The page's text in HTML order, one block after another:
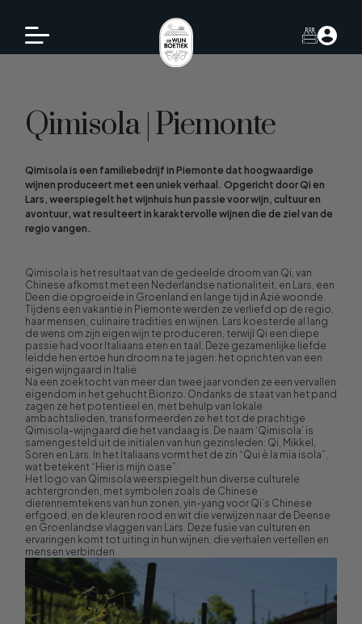
Qimisola | Piemonte
Qimisola is een familiebedrijf in Piemonte dat hoogwaardige
wijnen produceert met een uniek verhaal. Opgericht door Qi en
Lars, weerspiegelt het wijnhuis hun passie voor wijn, cultuur en
avontuur, wat resulteert in karaktervolle wijnen die de ziel van de
regio vangen.
Qimisola is het resultaat van de gedeelde droom van Qi, van
Chinese afkomst met een Nederlandse nationaliteit, en Lars, een
Deen die opgroeide in Groenland en lange tijd in Azië woonde.
Tijdens een vakantie in Piemonte werden ze verliefd op de regio,
haar mensen, culinaire tradities en wijnen. Lars koesterde al lang
de wens om zijn eigen wijn te produceren, terwijl Qi een diepe
passie had voor Italiaans eten en taal. Deze gezamenlijke liefde
leidde hen ertoe hun droom na te jagen: het oprichten van een
eigen wijngaard in Italië.​
Na een zoektocht van meer dan twee jaar vonden ze een vervallen
eigendom in het gehucht Bionzo. Ondanks de staat van het pand
zagen ze het potentieel en, met behulp van lokale
ambachtslieden, transformeerden ze het tot de prachtige
Qimisola-wijngaard die het vandaag is. De naam ‘Qimisola’ is
samengesteld uit de initialen van hun gezinsleden: Qi, Mikkel,
Soren en Lars. In het Italiaans vormt het de zin “Qui è la mia isola”,
wat betekent “Hier is mijn oase”.​
Het logo van Qimisola weerspiegelt hun diverse culturele
achtergronden, met symbolen zoals de Chinese
dierenriemtekens van hun zonen, yin-yang voor Qi’s Chinese
erfgoed, en de kleuren rood en wit die verwijzen naar de Deense
en Groenlandse vlaggen van Lars. Deze fusie van culturen en
ervaringen komt tot uiting in hun wijnen, die verhalen vertellen en
mensen verbinden.